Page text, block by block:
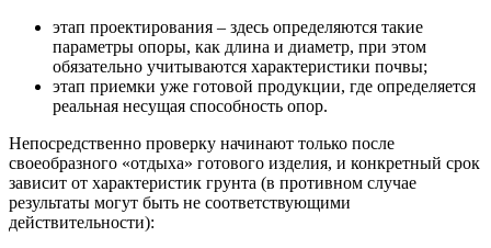
этап проектирования – здесь определяются такие
параметры опоры, как длина и диаметр, при этом
обязательно учитываются характеристики почвы;
этап приемки уже готовой продукции, где определяется
реальная несущая способность опор.
Непосредственно проверку начинают только после
своеобразного «отдыха» готового изделия, и конкретный срок
зависит от характеристик грунта (в противном случае
результаты могут быть не соответствующими
действительности):